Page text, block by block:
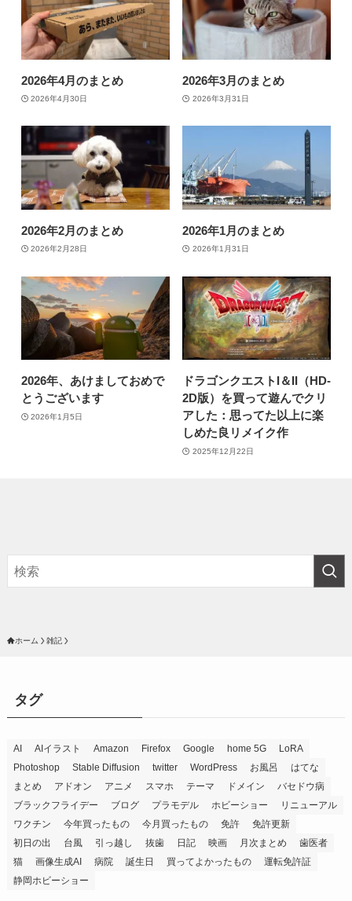
2026年4月のまとめ
2026年4月30日
2026年3月のまとめ
2026年3月31日
2026年2月のまとめ
2026年2月28日
2026年1月のまとめ
2026年1月31日
2026年、あけましておめで
とうございます
2026年1月5日
ドラゴンクエストI＆II（HD-
2D版）を買って遊んでクリ
アした：思ってた以上に楽
しめた良リメイク作
2025年12月22日
ホーム 雑記
タグ
AI AIイラスト Amazon Firefox Google home 5G
LoRA
Photoshop
Stable Diffusion twitter WordPress お風呂
はてな
まとめ
アドオン アニメ スマホ テーマ ドメイン
バセドウ病
ブラックフライデー
ブログ プラモデル ホビーショー
リニューアル
ワクチン
今年買ったもの 今月買ったもの 免許
免許更新
初日の出
台風 引っ越し 抜歯 日記 映画 月次まとめ
歯医者
猫
画像生成AI 病院 誕生日 買ってよかったもの
運転免許証
静岡ホビーショー